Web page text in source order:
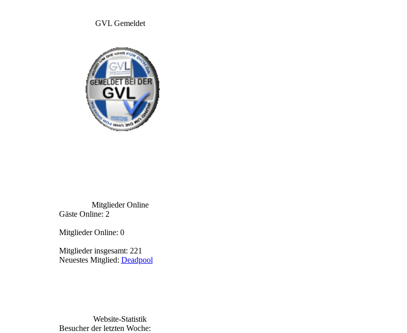
GVL Gemeldet
Mitglieder Online
Gäste Online: 2
Mitglieder Online: 0
Mitglieder insgesamt: 221
Neuestes Mitglied: Deadpool
Website-Statistik
Besucher der letzten Woche: